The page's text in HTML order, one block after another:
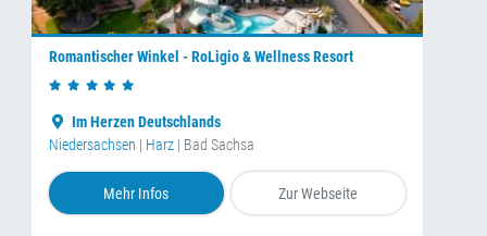
Romantischer Winkel - RoLigio & Wellness Resort
Im Herzen Deutschlands
Niedersachsen | Harz | Bad Sachsa
Mehr Infos Zur Webseite